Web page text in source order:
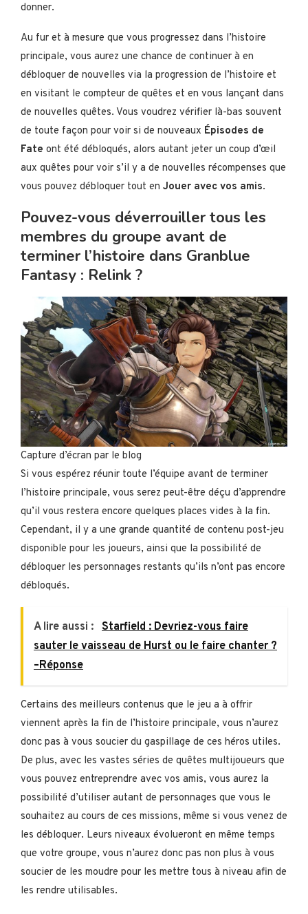
donner.
Au fur et à mesure que vous progressez dans l’histoire
principale, vous aurez une chance de continuer à en
débloquer de nouvelles via la progression de l’histoire et
en visitant le compteur de quêtes et en vous lançant dans
de nouvelles quêtes. Vous voudrez vérifier là-bas souvent
de toute façon pour voir si de nouveaux Épisodes de
Fate ont été débloqués, alors autant jeter un coup d’œil
aux quêtes pour voir s’il y a de nouvelles récompenses que
vous pouvez débloquer tout en Jouer avec vos amis.
Pouvez-vous déverrouiller tous les
membres du groupe avant de
terminer l’histoire dans Granblue
Fantasy : Relink ?
Capture d’écran par le blog
Si vous espérez réunir toute l’équipe avant de terminer
l’histoire principale, vous serez peut-être déçu d’apprendre
qu’il vous restera encore quelques places vides à la fin.
Cependant, il y a une grande quantité de contenu post-jeu
disponible pour les joueurs, ainsi que la possibilité de
débloquer les personnages restants qu’ils n’ont pas encore
débloqués.
A lire aussi : Starfield : Devriez-vous faire
sauter le vaisseau de Hurst ou le faire chanter ?
–Réponse
Certains des meilleurs contenus que le jeu a à offrir
viennent après la fin de l’histoire principale, vous n’aurez
donc pas à vous soucier du gaspillage de ces héros utiles.
De plus, avec les vastes séries de quêtes multijoueurs que
vous pouvez entreprendre avec vos amis, vous aurez la
possibilité d’utiliser autant de personnages que vous le
souhaitez au cours de ces missions, même si vous venez de
les débloquer. Leurs niveaux évolueront en même temps
que votre groupe, vous n’aurez donc pas non plus à vous
soucier de les moudre pour les mettre tous à niveau afin de
les rendre utilisables.